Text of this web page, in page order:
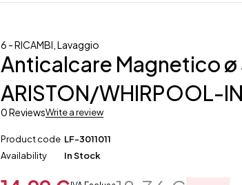
6 - RICAMBI ,Lavaggio
Anticalcare Magnetico ø
ARISTON/WHIRPOOL-
0 ReviewsWrite a review
Product code LF-3011011
Availability
In Stock